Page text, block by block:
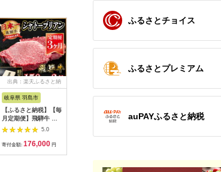
出典：楽天ふるさと納
税
岐阜県 羽島市
【ふるさと納税】【毎
月定期便】飛騨牛 シ
ャトーブリアン
450g(150g×3枚)【冷
蔵便】全3回【配送不
5.0
寄付金額: 176,000 円
さと納税
長野県 阿智村
幻の美味「村沢牛」焼
肉用 350g（モモ・
肉 お肉 肉 和牛 焼肉
信州 長野県産
岐阜県 中津川市
（冷蔵）発送！】「飛
インステーキ 200g×2
F4N-1239
ふるさとチョイス
ふるさとプレミアム
auPAYふるさと納税